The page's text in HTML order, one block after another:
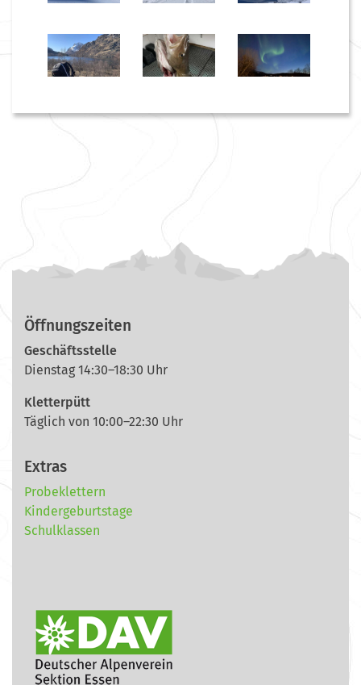
Öffnungszeiten
Geschäftsstelle
Dienstag 14:30–18:30 Uhr
Kletterpütt
Täglich von 10:00–22:30 Uhr
Extras
Probeklettern
Kindergeburtstage
Schulklassen